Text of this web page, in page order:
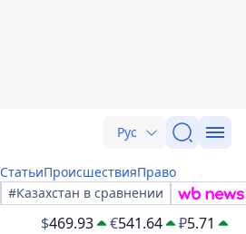
Рус
СтатьиПроисшествияПраво
#Казахстан в сравнении
$469.93 €541.64 ₽5.71